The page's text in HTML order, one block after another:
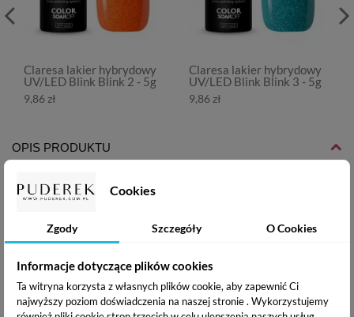
Cookies
Zgody Szczegóły O Cookies
Informacje dotyczące plików cookies
Ta witryna korzysta z własnych plików cookie, aby zapewnić Ci
najwyższy poziom doświadczenia na naszej stronie . Wykorzystujemy
Claresa lakier hybrydowy
UV/LED Blink Blink 2 - 5g
9,86 zł
Claresa lakier hybrydowy
UV/LED Blink Blink 3 - 5g
9,86 zł
OPIS PRODUKTU
DOSTAWA I PŁATNOŚĆ
trwałość i intensywną pigmentację .Lekka konsystencja oraz
idealnie wyprofilowany pędzelek pozwala na wykonanie
idealnej stylizacji paznokci. Najlepszy stopień utwardzenia